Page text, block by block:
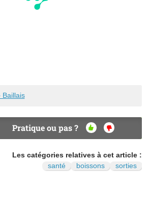
Baillais
Pratique ou pas ?
OU
NO
N
Les catégories relatives à cet article :
santé
boissons sorties